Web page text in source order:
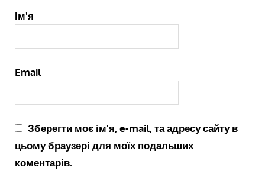
Ім'я
Email
Зберегти моє ім'я, e-mail, та адресу сайту в
цьому браузері для моїх подальших
коментарів.